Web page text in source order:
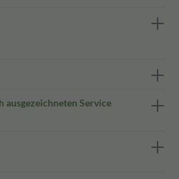
ausgezeichneten Service